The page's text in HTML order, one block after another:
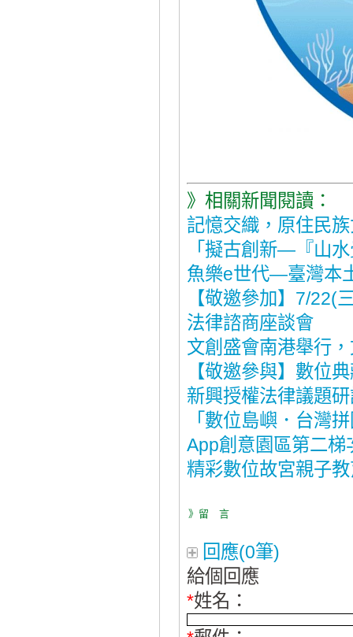
》相關新聞閱讀：
記憶交織，原住民
「擬古創新—『山
魚樂e世代—臺灣本
【敬邀參加】7/22(
法律諮商座談會
文創盛會南港舉行
【敬邀參與】數位
新興授權法律議題
「數位島嶼．台灣
App創意園區第二梯
精彩數位故宮親子
》留 言
回應(0筆)
給個回應
*姓名：